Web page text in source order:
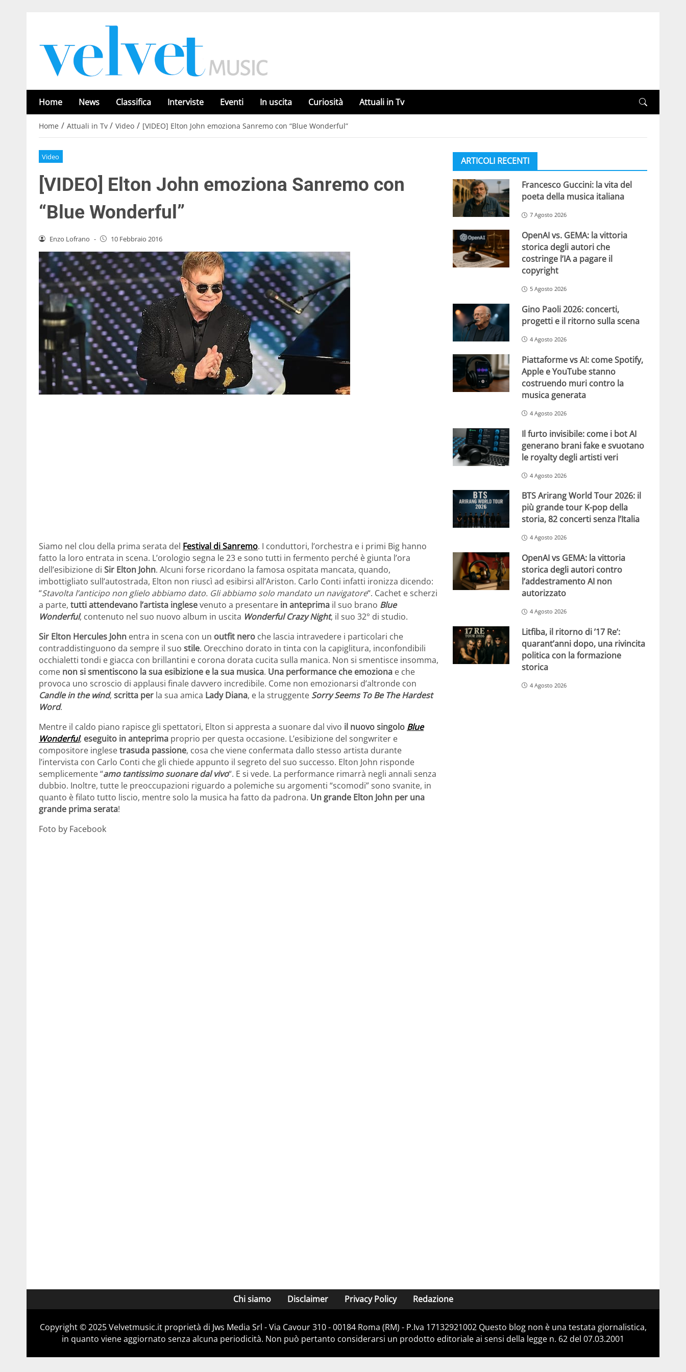
Home News Classifica Interviste Eventi In uscita Curiosità Attuali in Tv
Home / Attuali in Tv / Video / [VIDEO] Elton John emoziona Sanremo con “Blue Wonderful”
Video
[VIDEO] Elton John emoziona Sanremo con
“Blue Wonderful”
Enzo Lofrano - 10 Febbraio 2016
Siamo nel clou della prima serata del Festival di Sanremo. I conduttori, l’orchestra e i primi Big hanno
fatto la loro entrata in scena. L’orologio segna le 23 e sono tutti in fermento perché è giunta l’ora
dell’esibizione di Sir Elton John. Alcuni forse ricordano la famosa ospitata mancata, quando,
imbottigliato sull’autostrada, Elton non riuscì ad esibirsi all’Ariston. Carlo Conti infatti ironizza dicendo:
“Stavolta l’anticipo non glielo abbiamo dato. Gli abbiamo solo mandato un navigatore“. Cachet e scherzi
a parte, tutti attendevano l’artista inglesevenuto a presentare in anteprima il suo brano Blue
Wonderful, contenuto nel suo nuovo album in uscita Wonderful Crazy Night, il suo 32° di studio.
Sir Elton Hercules John entra in scena con un outfit nero che lascia intravedere i particolari che
contraddistinguono da sempre il suo stile. Orecchino dorato in tinta con la capiglitura, inconfondibili
occhialetti tondi e giacca con brillantini e corona dorata cucita sulla manica. Non si smentisce insomma,
come non si smentiscono la sua esibizione e la sua musica. Una performance che emoziona e che
provoca uno scroscio di applausi finale davvero incredibile. Come non emozionarsi d’altronde con
Candle in the wind, scritta per la sua amica Lady Diana, e la struggente Sorry Seems To Be The Hardest
Word.
Mentre il caldo piano rapisce gli spettatori, Elton si appresta a suonare dal vivo il nuovo singolo Blue
Wonderful, eseguito in anteprima proprio per questa occasione. L’esibizione del songwriter e
compositore inglesetrasuda passione, cosa che viene confermata dallo stesso artista durante
l’intervista con Carlo Conti che gli chiede appunto il segreto del suo successo. Elton John risponde
semplicemente “amo tantissimo suonare dal vivo“. E si vede. La performance rimarrà negli annali senza
dubbio. Inoltre, tutte le preoccupazioni riguardo a polemiche su argomenti “scomodi” sono svanite, in
quanto è filato tutto liscio, mentre solo la musica ha fatto da padrona. Un grande Elton John per una
grande prima serata!
Foto by Facebook
ARTICOLI RECENTI
Francesco Guccini: la vita del
poeta della musica italiana
7 Agosto 2026
OpenAI vs. GEMA: la vittoria
storica degli autori che
costringe l’IA a pagare il
copyright
5 Agosto 2026
Gino Paoli 2026: concerti,
progetti e il ritorno sulla scena
4 Agosto 2026
Piattaforme vs AI: come Spotify,
Apple e YouTube stanno
costruendo muri contro la
musica generata
4 Agosto 2026
Il furto invisibile: come i bot AI
generano brani fake e svuotano
le royalty degli artisti veri
4 Agosto 2026
BTS Arirang World Tour 2026: il
più grande tour K-pop della
storia, 82 concerti senza l’Italia
4 Agosto 2026
OpenAI vs GEMA: la vittoria
storica degli autori contro
l’addestramento AI non
autorizzato
4 Agosto 2026
Litfiba, il ritorno di ’17 Re’:
quarant’anni dopo, una rivincita
politica con la formazione
storica
4 Agosto 2026
Chi siamo Disclaimer Privacy Policy Redazione
Copyright © 2025 Velvetmusic.it proprietà di Jws Media Srl - Via Cavour 310 - 00184 Roma (RM) - P.Iva 17132921002 Questo blog non è una testata giornalistica,
in quanto viene aggiornato senza alcuna periodicità. Non può pertanto considerarsi un prodotto editoriale ai sensi della legge n. 62 del 07.03.2001